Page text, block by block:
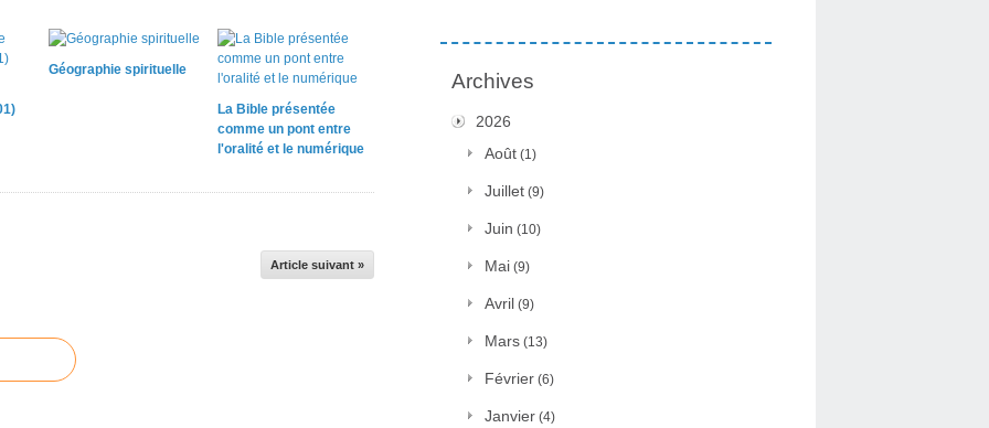
Géographie spirituelle
La Bible présentée
comme un pont entre
l'oralité et le numérique
Article suivant »
Archives
2026
Août (1)
Juillet (9)
Juin (10)
Mai (9)
Avril (9)
Mars (13)
Février (6)
Janvier (4)